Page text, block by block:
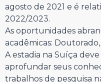
agosto de 2021 e é
2022/2023.
As oportunidades
acadêmicas:
A estadia na Suíça
aprofundar seus
trabalhos de pesquisa